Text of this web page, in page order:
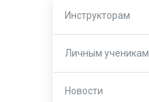
Инструкторам
Личным ученикам
Новости